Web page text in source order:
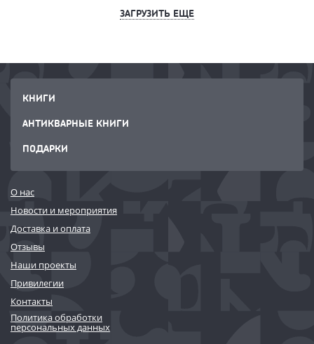
ЗАГРУЗИТЬ ЕЩЕ
КНИГИ
АНТИКВАРНЫЕ КНИГИ
ПОДАРКИ
О нас
Новости и мероприятия
Доставка и оплата
Отзывы
Наши проекты
Привилегии
Контакты
Политика обработки
персональных данных